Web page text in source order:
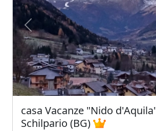
Previous
casa Vacanze "Nido
Schilpario (BG)